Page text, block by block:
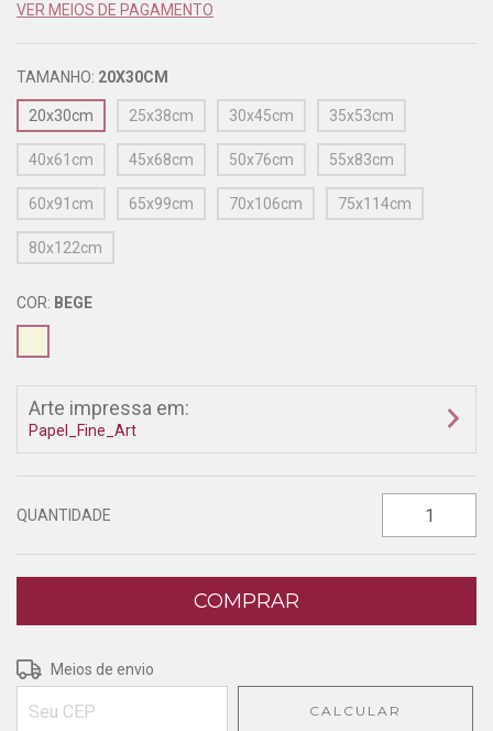
VER MEIOS DE PAGAMENTO
TAMANHO: 20X30CM
20x30cm 25x38cm 30x45cm 35x53cm
40x61cm 45x68cm 50x76cm 55x83cm
60x91cm 65x99cm 70x106cm 75x114cm
80x122cm
COR: BEGE
Arte impressa em:
Papel_Fine_Art
QUANTIDADE
Entregas para o CEP:
Meios de envio
CALCULAR